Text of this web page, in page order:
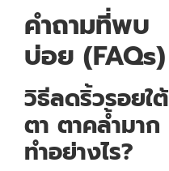
คำถามที่พบ
บ่อย (FAQs)
วิธีลดริ้วรอยใต้
ตา ตาคล้ำมาก
ทำอย่างไร?